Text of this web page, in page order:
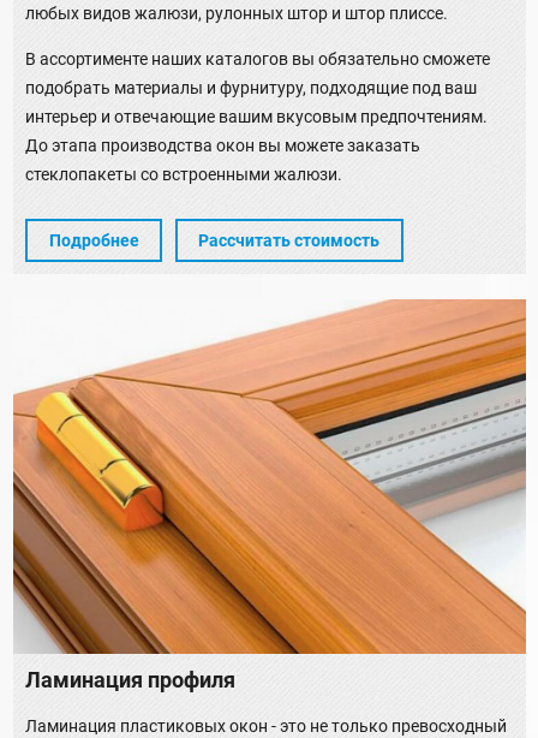
любых видов жалюзи, рулонных штор и штор плиссе.
В ассортименте наших каталогов вы обязательно сможете
подобрать материалы и фурнитуру, подходящие под ваш
интерьер и отвечающие вашим вкусовым предпочтениям.
До этапа производства окон вы можете заказать
стеклопакеты со встроенными жалюзи.
Подробнее Рассчитать стоимость
Ламинация профиля
Ламинация пластиковых окон - это не только превосходный